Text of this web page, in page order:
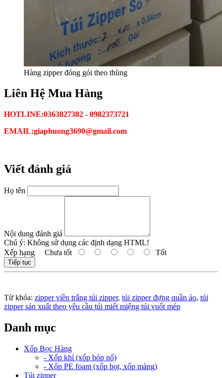
Hàng zipper đóng gói theo thùng
Liên Hệ Mua Hàng
HOTLINE:0363827382 - 0982373721
EMAIL:giaphuong3690@gmail.com
Viết đánh giá
Họ tên
Nội dung đánh giá
Chú ý: Không sử dụng các định dạng HTML!
Xếp hạng Chưa tốt Tốt
Tiếp tục
Từ khóa: zipper viền trắng túi zipper, túi zipper đựng quần áo, túi
zipper sản xuất theo yêu cầu túi miết miệng túi vuốt mép
Danh mục
Xốp Bọc Hàng
- Xốp khí (xốp bóp nổ)
- Xốp PE foam (xốp bọt, xốp màng)
Túi zipper